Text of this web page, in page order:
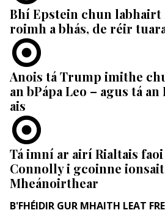
Bhí Epstein chun
roimh a bhás, de réir
Anois tá Trump imithe
an bPápa Leo – agus tá
ais
Tá imní ar airí Rialtais faoi
Connolly i gcoinne
Mheánoirthear
B'FHÉIDIR GUR MHAITH LEAT